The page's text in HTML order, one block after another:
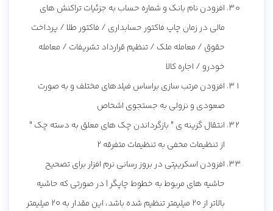
افزودن نام بانک و شماره حساب به جزئیات تراکنش های
مالی در زمان چاپ فاکتور حسابداری / فاکتور طلا / پرداخت
حقوق / معامله ملک / تنظیم قرارداد تشریفات / معامله
خودرو / اجاره کالا
افزودن مرتب سازی براساس فیلدهای مختلف و به صورت
صعودی و نزولی به جستجوی اشخاص
انتقال گزینه ی " بازگرداندن چک های معلق به دسته چک "
از تنظیمات مخفی به تنظیمات متفرقه 2
افزودن اسکریپتی در بروز رسانی نرم افزار برای تصحیح
حاشیه های مربوط به خطوط چاپگر | در صورتی که حاشیه
بالاتر از 20 میلیمتر تنظیم شده باشد، این مقدار به 20 میلیمتر